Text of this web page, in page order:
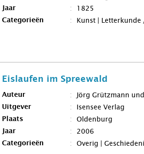
Jaar 1825
Categorieën Kunst | Letterkunde
Eislaufen im Spreewald
Auteur Jörg Grützmann
Uitgever Isensee Verlag
Plaats Oldenburg
Jaar 2006
Categorieën Overig |